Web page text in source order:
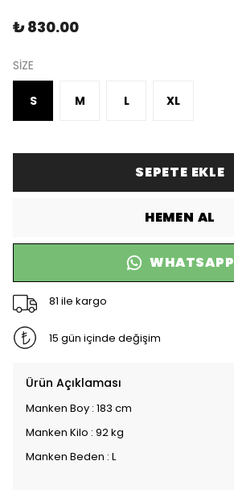
₺ 830.00
SİZE
S M L XL
SEPETE EKLE
HEMEN AL
WHATSAPP
81 ile kargo
15 gün içinde değişim
Ürün Açıklaması
Manken Boy : 183 cm
Manken Kilo : 92 kg
Manken Beden : L